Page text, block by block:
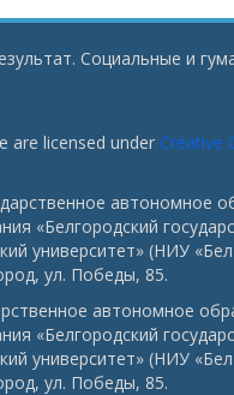
Социальные и
are licensed under Creative
автономное
«Белгородский
университет» (НИУ
ул. Победы, 85.
автономное
«Белгородский
университет» (НИУ
ул. Победы, 85.